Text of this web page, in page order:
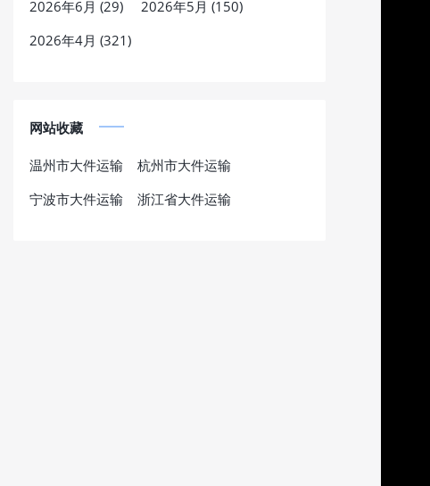
2026年6月 (29)
2026年5月 (150)
2026年4月 (321)
网站收藏
温州市大件运输
杭州市大件运输
宁波市大件运输
浙江省大件运输